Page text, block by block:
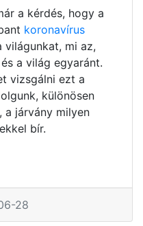
a kérdés, hogy a
koronavírus
világunkat, mi az,
a világ egyaránt.
vizsgálni ezt a
különösen
a járvány milyen
bír.
28